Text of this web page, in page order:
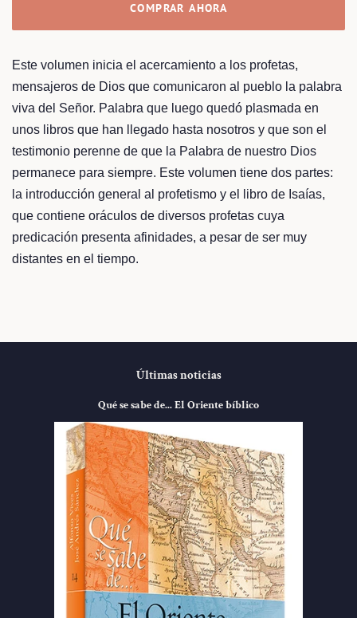
COMPRAR AHORA
Este volumen inicia el acercamiento a los profetas,
mensajeros de Dios que comunicaron al pueblo la palabra
viva del Señor. Palabra que luego quedó plasmada en
unos libros que han llegado hasta nosotros y que son el
testimonio perenne de que la Palabra de nuestro Dios
permanece para siempre. Este volumen tiene dos partes:
la introducción general al profetismo y el libro de Isaías,
que contiene oráculos de diversos profetas cuya
predicación presenta afinidades, a pesar de ser muy
distantes en el tiempo.
Últimas noticias
Qué se sabe de... El Oriente bíblico